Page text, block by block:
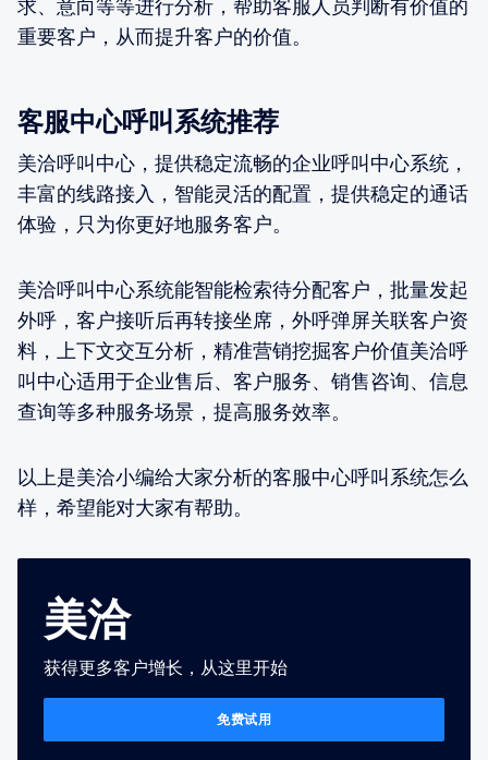
求、意向等等进行分析，帮助客服人员判断有价值的
重要客户，从而提升客户的价值。
客服中心呼叫系统推荐
美洽呼叫中心，提供稳定流畅的企业呼叫中心系统，
丰富的线路接入，智能灵活的配置，提供稳定的通话
体验，只为你更好地服务客户。
美洽呼叫中心系统能智能检索待分配客户，批量发起
外呼，客户接听后再转接坐席，外呼弹屏关联客户资
料，上下文交互分析，精准营销挖掘客户价值美洽呼
叫中心适用于企业售后、客户服务、销售咨询、信息
查询等多种服务场景，提高服务效率。
以上是美洽小编给大家分析的客服中心呼叫系统怎么
样，希望能对大家有帮助。
美洽
获得更多客户增长，从这里开始
免费试用